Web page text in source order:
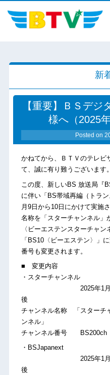
新
【重要】ＢＳデジ
様へ（2025
Posted on
かねてから、ＢＴＶのテレビ
て、誠に有り難うございます。
この度、新しいBS 放送局『
に伴い「BS帯域再編（トラ
月9日から10日にかけて実施
名称を「スターチャンネル」
〈ビーエステンスターチャ
「BS10〈ビーエステン〉」
番号も変更されます。
■ 変更内容
・スターチャンネル
2025年1月9日以
後
チャンネル名称 「スターチ
ンネル」
チャンネル番号
・BSJapanext
2025年1月9日以
後